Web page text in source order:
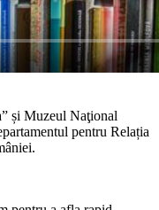
și Muzeul Naţional
pentru Relația